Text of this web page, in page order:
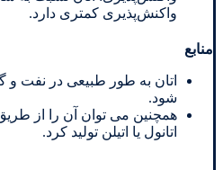
واکنش‌پذیری کمتری دارد.
منابع
اتان به طور طبیعی در نفت و
شود.
همچنین می توان آن را از
اتانول یا اتیلن تولید کرد.